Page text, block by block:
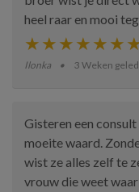
heel raar en mooi
Ilonka 3 Weken
Gisteren een
moeite waard.
wist ze alles zelf te
vrouw die weet